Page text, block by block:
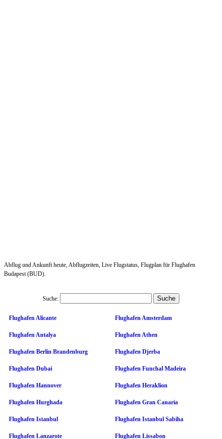
Abflug und Ankunft heute, Abflugzeiten, Live Flugstatus, Flugplan für Flughafen
Budapest (BUD).
Suche:
Flughafen Alicante Flughafen Amsterdam
Flughafen Antalya Flughafen Athen
Flughafen Berlin Brandenburg Flughafen Djerba
Flughafen Dubai Flughafen Funchal Madeira
Flughafen Hannover Flughafen Heraklion
Flughafen Hurghada Flughafen Gran Canaria
Flughafen Istanbul Flughafen Istanbul Sabiha
Flughafen Lanzarote Flughafen Lissabon